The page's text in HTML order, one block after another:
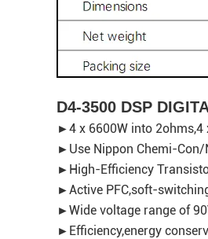
D4-3500 DSP
►4 x 6600W into 2ohms,4
►Use Nippon Chemi-
►High-Efficiency
►Active PFC,soft-
►Wide voltage range of
►Efficiency,energy